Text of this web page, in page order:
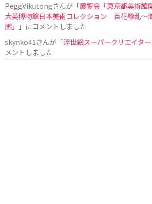
PeggVikutongさんが「展覧会「東京都美術館
大英博物館日本美術コレクション 百花繚乱〜
画」
」にコメントしました
skynko41 さんが「浮世絵スーパークリエイタ
メントしました